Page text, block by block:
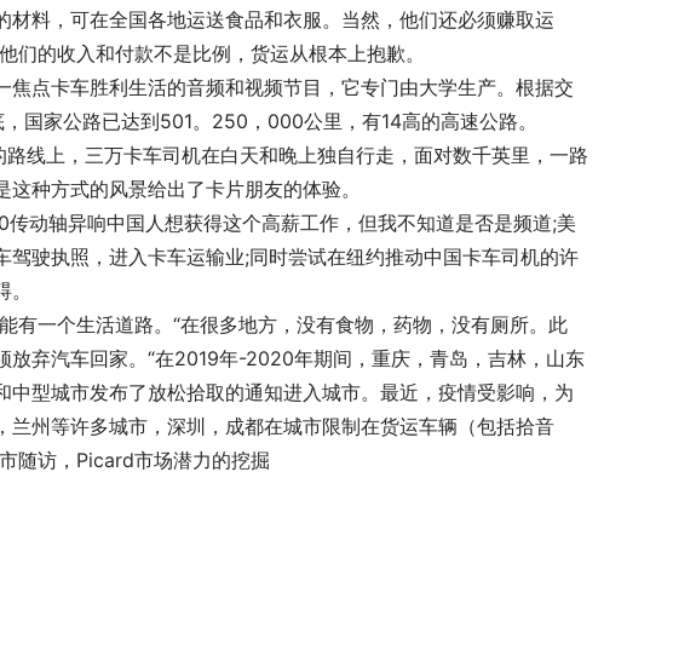
料，可在全国各地运送食品和衣服。当然，他们还必须赚取运
的收入和付款不是比例，货运从根本上抱歉。
点卡车胜利生活的音频和视频节目，它专门由大学生产。根据交
国家公路已达到501。250，000公里，有14高的高速公路。
线上，三万卡车司机在白天和晚上独自行走，面对数千英里，一路
种方式的风景给出了卡片朋友的体验。
动轴异响中国人想获得这个高薪工作，但我不知道是否是频道;美
驶执照，进入卡车运输业;同时尝试在纽约推动中国卡车司机的许
有一个生活道路。“在很多地方，没有食物，药物，没有厕所。此
弃汽车回家。“在2019年-2020年期间，重庆，青岛，吉林，山东
型城市发布了放松拾取的通知进入城市。最近，疫情受影响，为
州等许多城市，深圳，成都在城市限制在货运车辆（包括拾音
随访，Picard市场潜力的挖掘